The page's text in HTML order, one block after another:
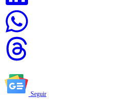
Seguir